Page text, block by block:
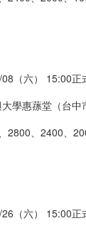
（六） 15:00正
學惠蓀堂（台中
2800 2400
（六） 15:00正